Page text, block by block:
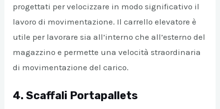
progettati per velocizzare in modo significativo il
lavoro di movimentazione. Il carrello elevatore è
utile per lavorare sia all’interno che all’esterno del
magazzino e permette una velocità straordinaria
di movimentazione del carico.
4. Scaffali Portapallets